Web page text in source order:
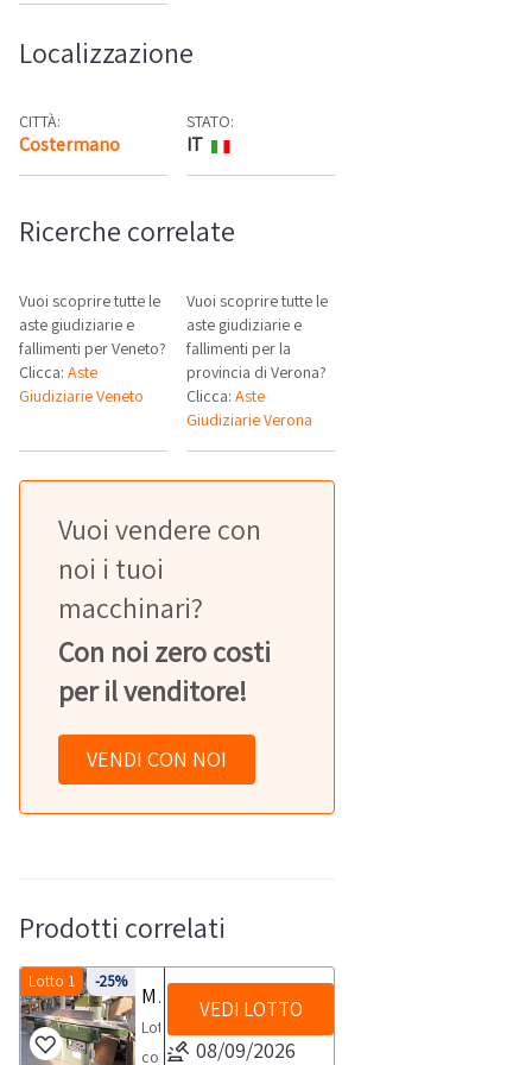
Localizzazione
CITTÀ:
Costermano Mappa
STATO:
IT
Ricerche correlate
Vuoi scoprire tutte le
aste giudiziarie e
fallimenti per Veneto?
Clicca: Aste
Giudiziarie Veneto
Vuoi scoprire tutte le
aste giudiziarie e
fallimenti per la
provincia di Verona?
Clicca:Aste
Giudiziarie Verona
Vuoi vendere con
noi i tuoi
macchinari?
Con noi zero costi
per il venditore!
VENDI CON NOI
Prodotti correlati
-25%
Lotto 1
Macchinari per falegnameria
Lotto
composto
VEDI LOTTO
08/09/2026